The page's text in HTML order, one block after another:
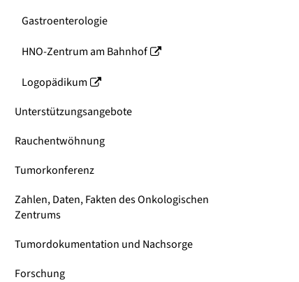
Gastroenterologie
HNO-Zentrum am Bahnhof
Logopädikum
Unterstützungsangebote
Rauchentwöhnung
Tumorkonferenz
Zahlen, Daten, Fakten des Onkologischen
Zentrums
Tumordokumentation und Nachsorge
Forschung